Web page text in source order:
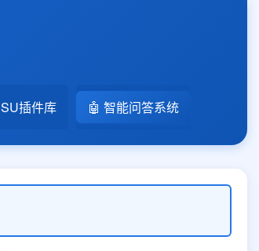
SU插件库 🤖 智能问答系统